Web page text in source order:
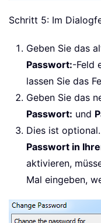
Schritt 5: Im
Geben Sie das
Passwort:-Feld
lassen Sie das
Geben Sie das
Passwort: und
Dies ist
Passwort in
aktivieren,
Mal eingeben,